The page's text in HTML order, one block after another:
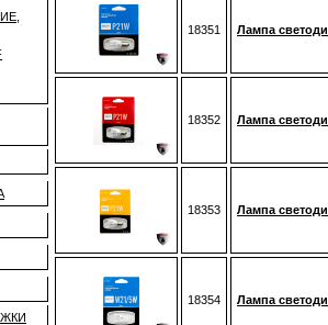
18351 Лампа
18352 Лампа
18353 Лампа
18354 Лампа